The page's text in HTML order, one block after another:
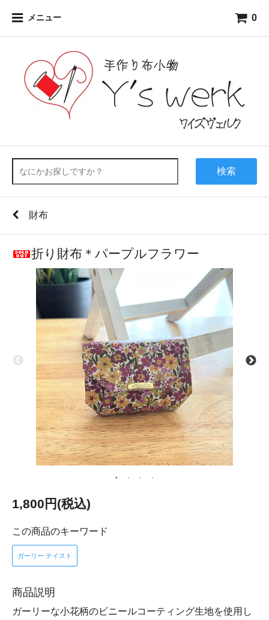
メニュー 0
検索
財布
折り財布＊パープルフラワー
1,800円(税込)
この商品のキーワード
ガーリー テイスト
商品説明
ガーリーな小花柄のビニールコーティング生地を使用し